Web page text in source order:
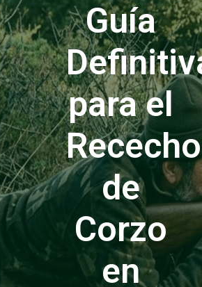
Guía
para el
Rececho
de
Corzo
en